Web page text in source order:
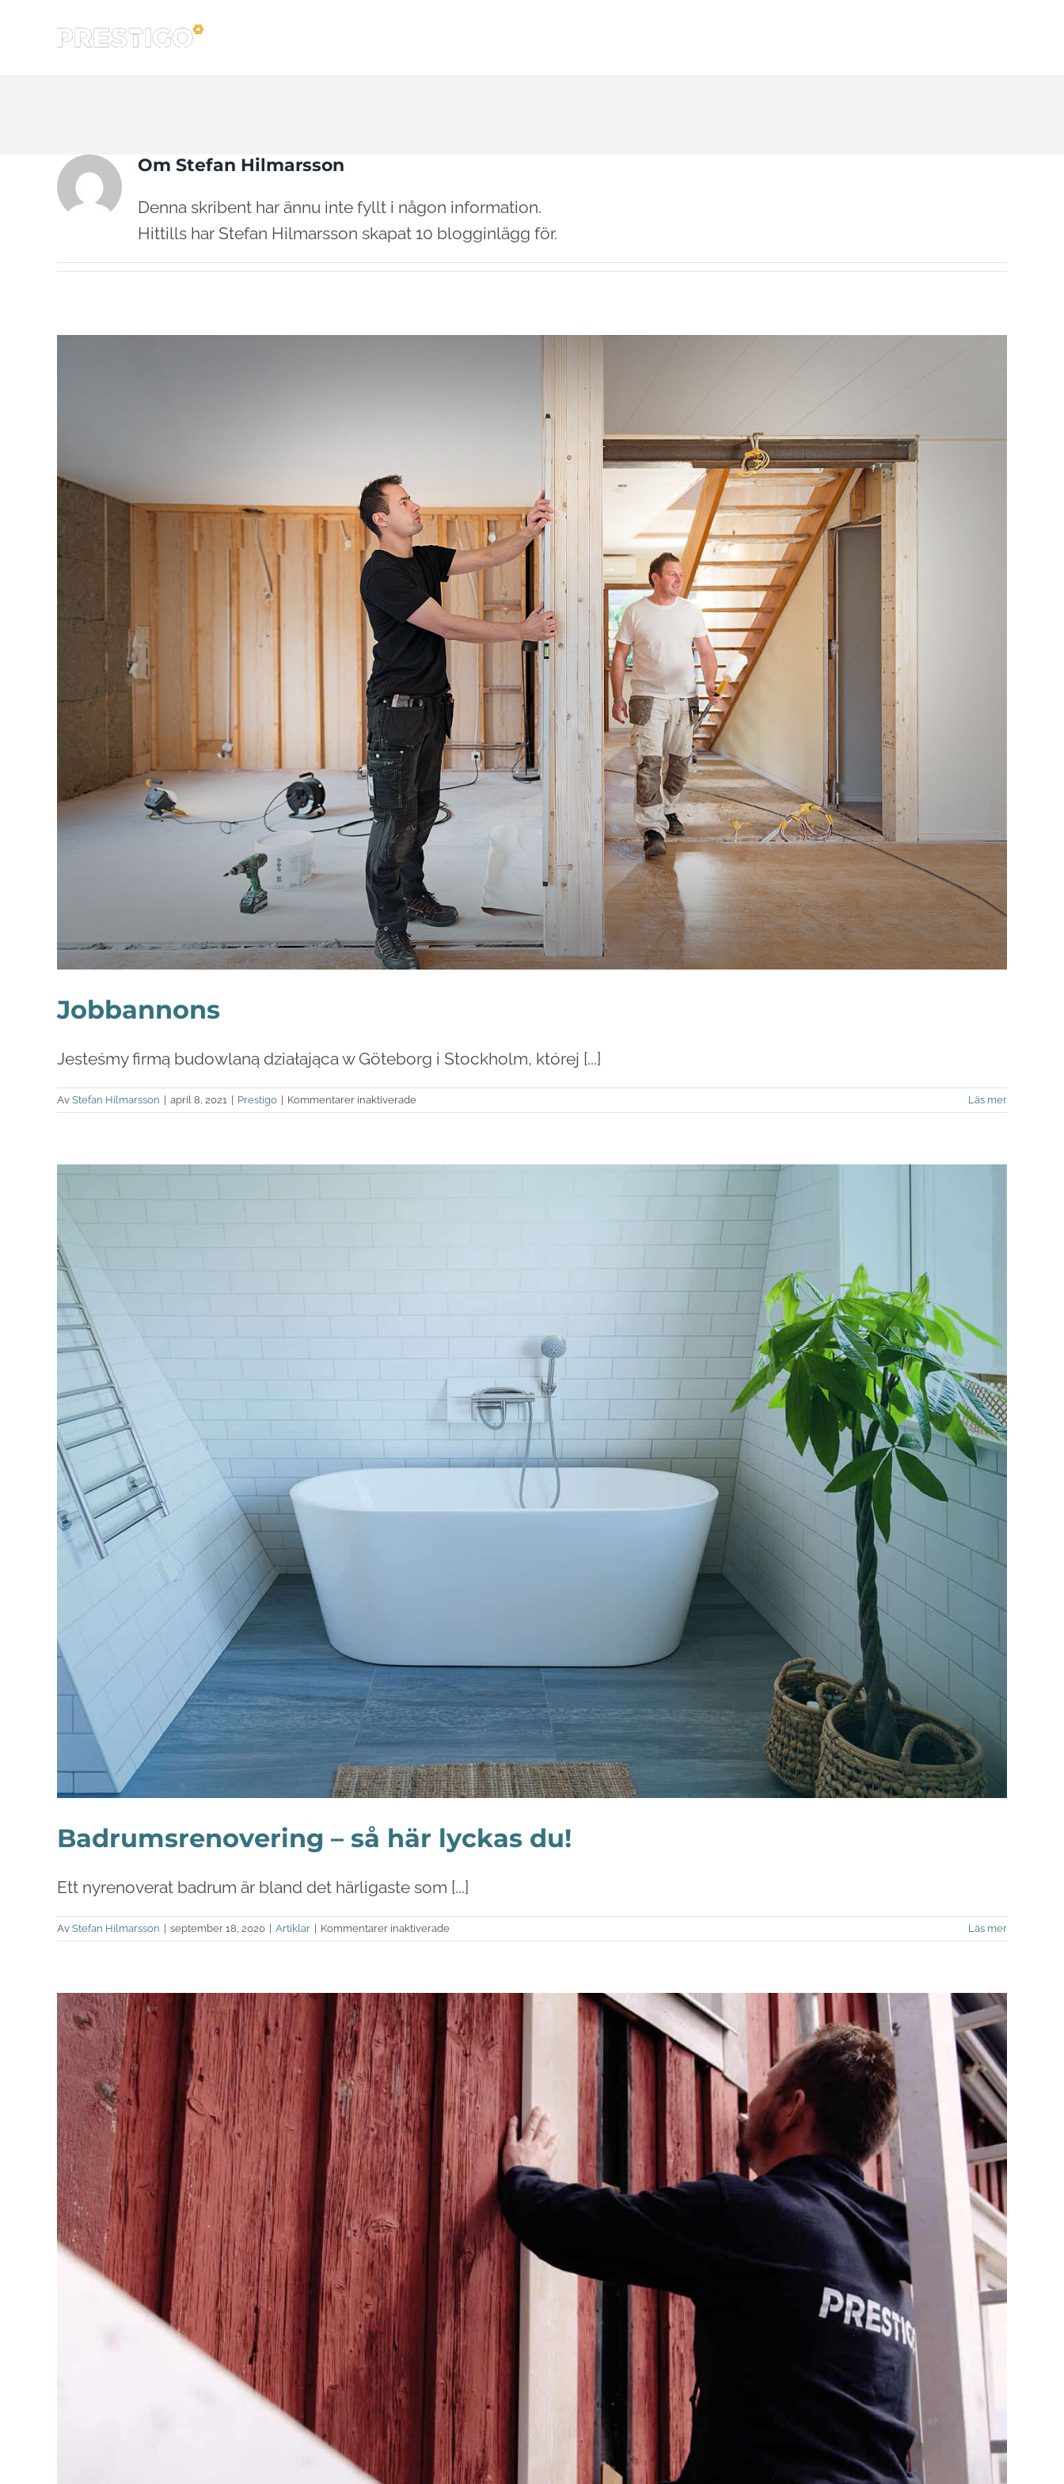
Om Stefan Hilmarsson
Denna skribent har ännu inte fyllt i någon information.
Hittills har Stefan Hilmarsson skapat 10 blogginlägg för.
Jobbannons
Jesteśmy firmą budowlaną działająca w Göteborg i Stockholm, której [...]
Av Stefan Hilmarsson | april 8, 2021 | Prestigo | Kommentarer inaktiveradeför
Jobbannons
Läs mer
Badrumsrenovering – så här lyckas du!
Ett nyrenoverat badrum är bland det härligaste som [...]
Av Stefan Hilmarsson september 18, 2020 Artiklar Kommentarer inaktiveradeför
Badrumsrenovering
här
lyckas
du!
Läs mer